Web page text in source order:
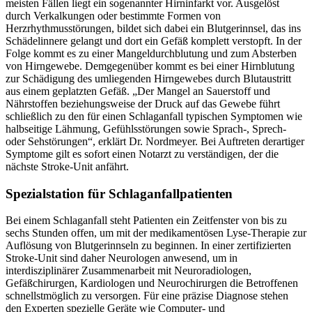
meisten Fällen liegt ein sogenannter Hirninfarkt vor. Ausgelöst
durch Verkalkungen oder bestimmte Formen von
Herzrhythmusstörungen, bildet sich dabei ein Blutgerinnsel, das ins
Schädelinnere gelangt und dort ein Gefäß komplett verstopft. In der
Folge kommt es zu einer Mangeldurchblutung und zum Absterben
von Hirngewebe. Demgegenüber kommt es bei einer Hirnblutung
zur Schädigung des umliegenden Hirngewebes durch Blutaustritt
aus einem geplatzten Gefäß. „Der Mangel an Sauerstoff und
Nährstoffen beziehungsweise der Druck auf das Gewebe führt
schließlich zu den für einen Schlaganfall typischen Symptomen wie
halbseitige Lähmung, Gefühlsstörungen sowie Sprach-, Sprech-
oder Sehstörungen“, erklärt Dr. Nordmeyer. Bei Auftreten derartiger
Symptome gilt es sofort einen Notarzt zu verständigen, der die
nächste Stroke-Unit anfährt.
Spezialstation für Schlaganfallpatienten
Bei einem Schlaganfall steht Patienten ein Zeitfenster von bis zu
sechs Stunden offen, um mit der medikamentösen Lyse-Therapie zur
Auflösung von Blutgerinnseln zu beginnen. In einer zertifizierten
Stroke-Unit sind daher Neurologen anwesend, um in
interdisziplinärer Zusammenarbeit mit Neuroradiologen,
Gefäßchirurgen, Kardiologen und Neurochirurgen die Betroffenen
schnellstmöglich zu versorgen. Für eine präzise Diagnose stehen
den Experten spezielle Geräte wie Computer- und